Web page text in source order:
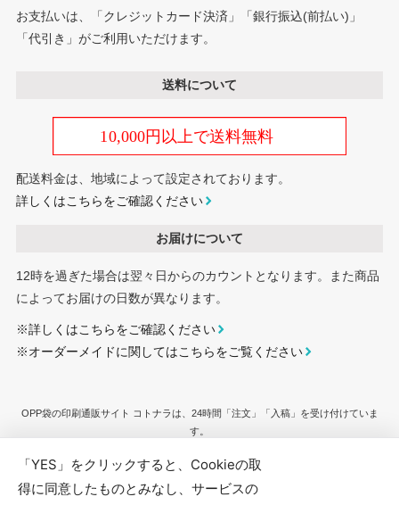
お支払いは、「クレジットカード決済」「銀行振込(前払い)」
「代引き」がご利用いただけます。
送料について
配送料金は、地域によって設定されております。
詳しくはこちらをご確認ください
お届けについて
12時を過ぎた場合は翌々日からのカウントとなります。また商品
によってお届けの日数が異なります。
※詳しくはこちらをご確認ください
※オーダーメイドに関してはこちらをご覧ください
OPP袋の印刷通販サイト コトナラは、24時間「注文」「入稿」を受け付けていま
す。
ンド名・商品写真・キャラクター」など、フルカラー印刷にて対応し、「小ロッ
ト・短納期・低価格・高品質」を実現しています。
「YES」をクリックすると、Cookieの取
得に同意したものとみなし、サービスの